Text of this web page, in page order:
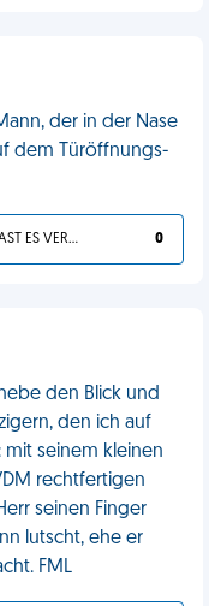
der in der Nase
dem Türöffnungs-
DU HAST ES VERDIENT 0
den Blick und
den ich auf
seinem kleinen
rechtfertigen
seinen Finger
lutscht, ehe er
FML